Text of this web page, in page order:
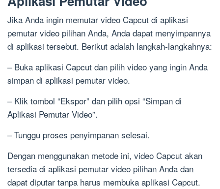
Jika Anda ingin memutar video Capcut di aplikasi
pemutar video pilihan Anda, Anda dapat menyimpannya
di aplikasi tersebut. Berikut adalah langkah-langkahnya:
– Buka aplikasi Capcut dan pilih video yang ingin Anda
simpan di aplikasi pemutar video.
– Klik tombol “Ekspor” dan pilih opsi “Simpan di
Aplikasi Pemutar Video”.
– Tunggu proses penyimpanan selesai.
Dengan menggunakan metode ini, video Capcut akan
tersedia di aplikasi pemutar video pilihan Anda dan
dapat diputar tanpa harus membuka aplikasi Capcut.